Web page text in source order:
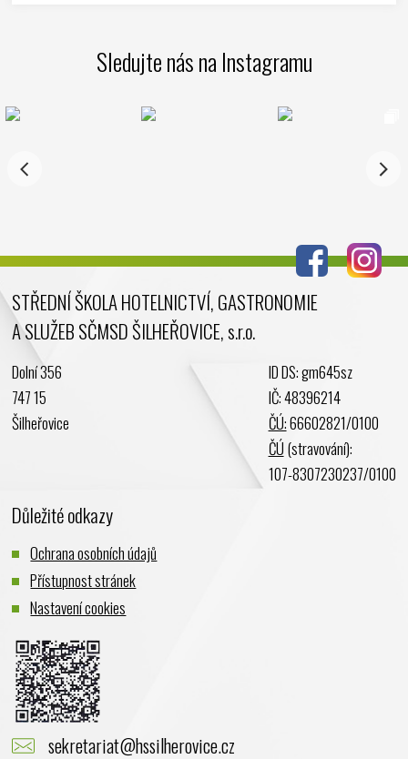
Leden 2025
Listopad 2024
Duben 2024
Březen 2024
Leden 2024
Listopad 2023
Srpen 2023
Červen 2023
Květen 2023
Duben 2023
Březen 2023
Únor 2023
Leden 2023
Prosinec 2022
Listopad 2022
Sledujte nás na Instagramu
STŘEDNÍ ŠKOLA HOTELNICTVÍ, GASTRONOMIE
A SLUŽEB SČMSD ŠILHEŘOVICE, s.r.o.
Dolní 356
747 15
Šilheřovice
ID DS: gm645sz
IČ: 48396214
ČÚ:66602821/0100
ČÚ (stravování):
107-8307230237/0100
Důležité odkazy
Ochrana osobních údajů
Přístupnost stránek
Nastavení cookies
sekretariat@hssilherovice.cz